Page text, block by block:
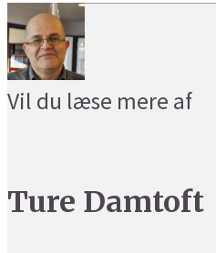
Vil du læse mere af
Ture Damtoft